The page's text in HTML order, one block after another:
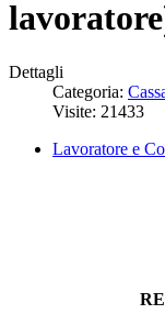
Dettagli
Categoria:
Visite: 21433
Lavoratore e